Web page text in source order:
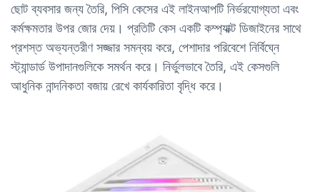
ছোট ব্যবসার জন্য তৈরি, পিসি কেসের এই লাইনআপটি নির্ভরযোগ্যতা এবং
কর্মক্ষমতার উপর জোর দেয়। প্রতিটি কেস একটি কম্প্যাক্ট ডিজাইনের সাথে
প্রশস্ত অভ্যন্তরীণ সজ্জার সমন্বয় করে, পেশাদার পরিবেশে নির্বিঘ্নে
স্ট্যান্ডার্ড উপাদানগুলিকে সমর্থন করে। নির্ভুলভাবে তৈরি, এই কেসগুলি
আধুনিক নান্দনিকতা বজায় রেখে কার্যকারিতা বৃদ্ধি করে।